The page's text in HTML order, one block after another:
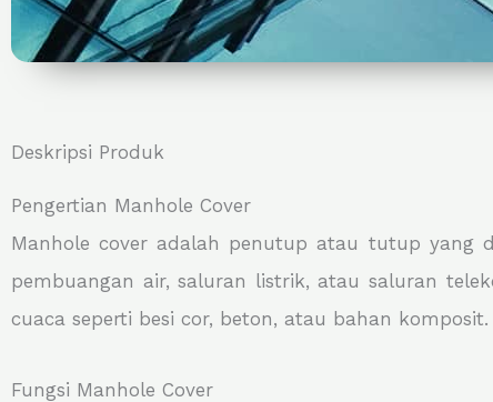
Deskripsi Produk
Pengertian Manhole Cover
Manhole cover adalah penutup atau tutup yang
pembuangan air, saluran listrik, atau saluran
cuaca seperti besi cor, beton, atau bahan komposit.
Fungsi Manhole Cover